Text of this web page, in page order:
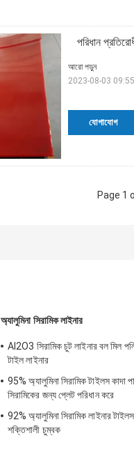
পরিধান
যোগাযোগ
আরো পড়ুন
2023-08-03
Page 1
অ্যালুমিনা সিরামিক লাইনার
AI2O3 সিরামিক চুট লাইনার বল মিল
টাইল লাইনার
95% অ্যালুমিনা সিরামিক টাইলস কাদা
সিরামিকের জন্য প্লেট পরিধান করে
92% অ্যালুমিনা সিরামিক লাইনার
শক্তিশালী চুম্বক